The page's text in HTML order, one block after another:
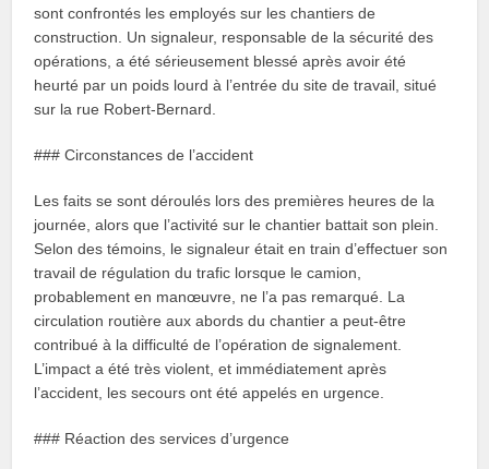
sont confrontés les employés sur les chantiers de
construction. Un signaleur, responsable de la sécurité des
opérations, a été sérieusement blessé après avoir été
heurté par un poids lourd à l’entrée du site de travail, situé
sur la rue Robert-Bernard.
### Circonstances de l’accident
Les faits se sont déroulés lors des premières heures de la
journée, alors que l’activité sur le chantier battait son plein.
Selon des témoins, le signaleur était en train d’effectuer son
travail de régulation du trafic lorsque le camion,
probablement en manœuvre, ne l’a pas remarqué. La
circulation routière aux abords du chantier a peut-être
contribué à la difficulté de l’opération de signalement.
L’impact a été très violent, et immédiatement après
l’accident, les secours ont été appelés en urgence.
### Réaction des services d’urgence